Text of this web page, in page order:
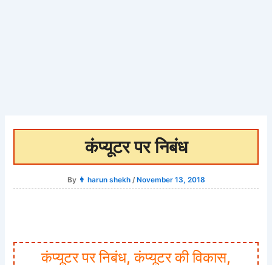
कंप्यूटर पर निबंध
By 👨 harun shekh / November 13, 2018
कंप्यूटर पर निबंध, कंप्यूटर की विकास,